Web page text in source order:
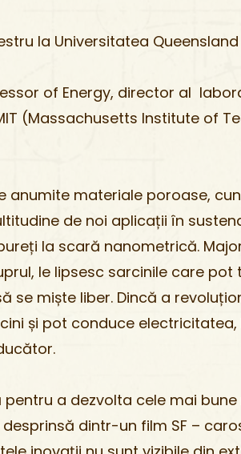
la Universitatea Queensland
of Energy, director al
(Massachusetts Institute of
materiale poroase,
de noi aplicații în
la scară nanometrică.
le lipsesc sarcinile care
miște liber. Dincă a
și pot conduce
a dezvolta cele mai
dintr-un film SF –